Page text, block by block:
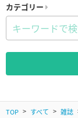
カテゴリー
TOP すべて 雑誌